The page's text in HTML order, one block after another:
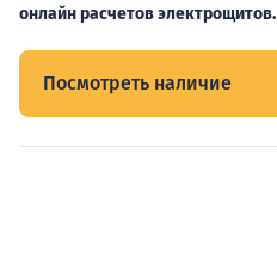
онлайн расчетов электрощитов.
Посмотреть наличие